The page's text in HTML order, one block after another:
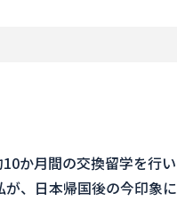
か月間の交換留学を行い
、日本帰国後の今印象に